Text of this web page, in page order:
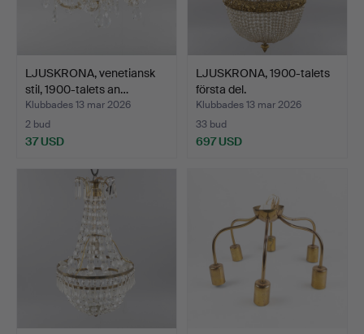
LJUSKRONA, venetiansk
stil, 1900-talets an…
Klubbades 13 mar 2026
2 bud
37 USD
LJUSKRONA, 1900-talets
första del.
Klubbades 13 mar 2026
33 bud
697 USD